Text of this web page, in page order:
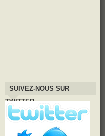
SUIVEZ-NOUS SUR
TWITTER